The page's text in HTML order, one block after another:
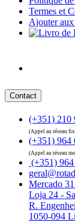
Termes et
Ajouter
Contact
(+351) 210
(Appel au réseau
(+351) 964
(Appel au réseau
(+351) 964
Mercado
Loja 24 -
R.
1050-094